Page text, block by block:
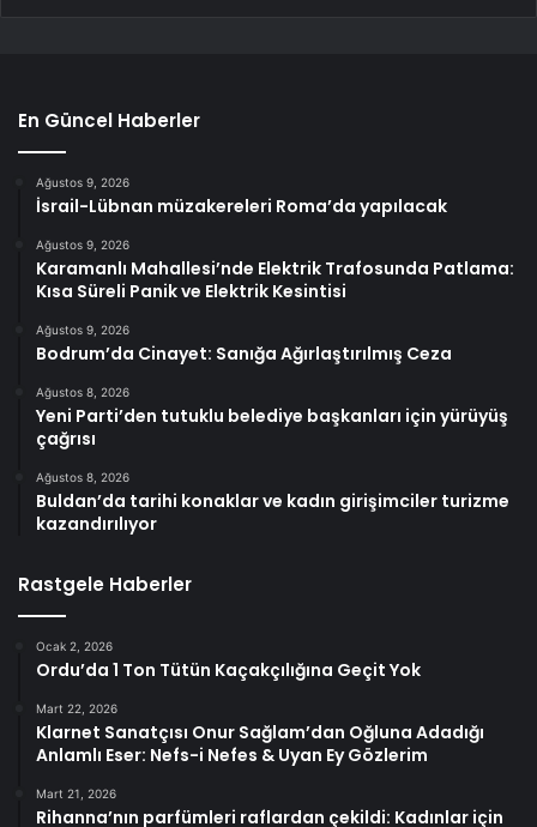
En Güncel Haberler
Ağustos 9, 2026
İsrail-Lübnan müzakereleri Roma’da yapılacak
Ağustos 9, 2026
Karamanlı Mahallesi’nde Elektrik Trafosunda Patlama:
Kısa Süreli Panik ve Elektrik Kesintisi
Ağustos 9, 2026
Bodrum’da Cinayet: Sanığa Ağırlaştırılmış Ceza
Ağustos 8, 2026
Yeni Parti’den tutuklu belediye başkanları için yürüyüş
çağrısı
Ağustos 8, 2026
Buldan’da tarihi konaklar ve kadın girişimciler turizme
kazandırılıyor
Rastgele Haberler
Ocak 2, 2026
Ordu’da 1 Ton Tütün Kaçakçılığına Geçit Yok
Mart 22, 2026
Klarnet Sanatçısı Onur Sağlam’dan Oğluna Adadığı
Anlamlı Eser: Nefs-i Nefes & Uyan Ey Gözlerim
Mart 21, 2026
Rihanna’nın parfümleri raflardan çekildi: Kadınlar için